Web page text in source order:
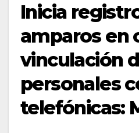
Inicia
amparos en
vinculación
personales
telefónicas: